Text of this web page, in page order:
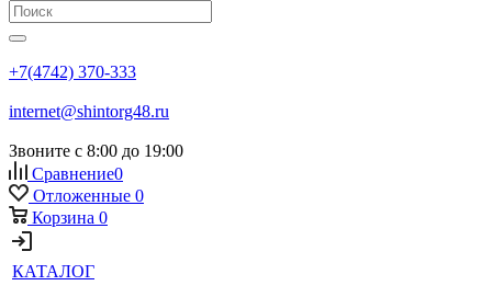
+7(4742) 370-333
internet@shintorg48.ru
Звоните с 8:00 до 19:00
Сравнение0
Отложенные 0
Корзина 0
КАТАЛОГ